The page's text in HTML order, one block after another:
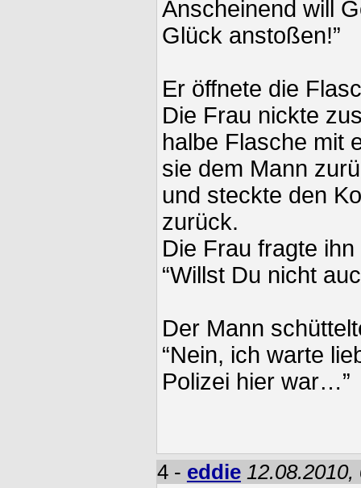
Anscheinend will
Glück anstoßen!”
Er öffnete die
Die Frau nickte
halbe Flasche mit
sie dem Mann
und steckte den
zurück.
Die Frau fragte
“Willst Du nicht
Der Mann
“Nein, ich warte
Polizei hier war…”
4 - eddie 12.08.2010,